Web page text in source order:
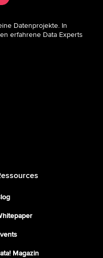
Datenprojekte. In
erfahrene Data Experts
Magazin